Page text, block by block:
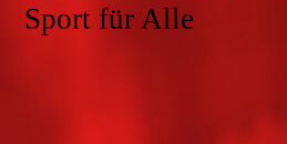
Sport für Alle